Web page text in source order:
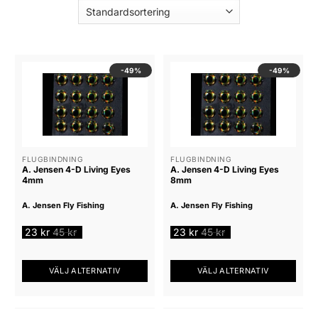
-49%
FLUGBINDNING
A. Jensen 4-D Living Eyes
4mm
A. Jensen Fly Fishing
23 kr 45kr
VÄLJ ALTERNATIV
-49%
FLUGBINDNING
A. Jensen 4-D Living Eyes
8mm
A. Jensen Fly Fishing
23 kr 45kr
VÄLJ ALTERNATIV